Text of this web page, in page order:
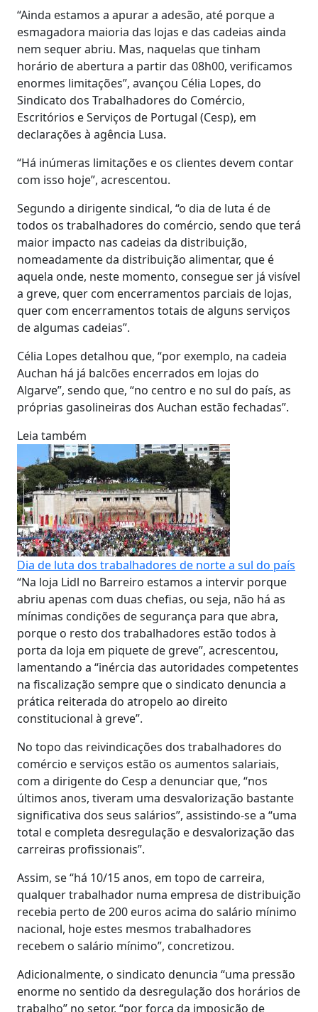
“Ainda estamos a apurar a adesão, até porque a
esmagadora maioria das lojas e das cadeias ainda
nem sequer abriu. Mas, naquelas que tinham
horário de abertura a partir das 08h00, verificamos
enormes limitações”, avançou Célia Lopes, do
Sindicato dos Trabalhadores do Comércio,
Escritórios e Serviços de Portugal (Cesp), em
declarações à agência Lusa.
“Há inúmeras limitações e os clientes devem contar
com isso hoje”, acrescentou.
Segundo a dirigente sindical, “o dia de luta é de
todos os trabalhadores do comércio, sendo que terá
maior impacto nas cadeias da distribuição,
nomeadamente da distribuição alimentar, que é
aquela onde, neste momento, consegue ser já visível
a greve, quer com encerramentos parciais de lojas,
quer com encerramentos totais de alguns serviços
de algumas cadeias”.
Célia Lopes detalhou que, “por exemplo, na cadeia
Auchan há já balcões encerrados em lojas do
Algarve”, sendo que, “no centro e no sul do país, as
próprias gasolineiras dos Auchan estão fechadas”.
Leia também
Dia de luta dos trabalhadores de norte a sul do país
“Na loja Lidl no Barreiro estamos a intervir porque
abriu apenas com duas chefias, ou seja, não há as
mínimas condições de segurança para que abra,
porque o resto dos trabalhadores estão todos à
porta da loja em piquete de greve”, acrescentou,
lamentando a “inércia das autoridades competentes
na fiscalização sempre que o sindicato denuncia a
prática reiterada do atropelo ao direito
constitucional à greve”.
No topo das reivindicações dos trabalhadores do
comércio e serviços estão os aumentos salariais,
com a dirigente do Cesp a denunciar que, “nos
últimos anos, tiveram uma desvalorização bastante
significativa dos seus salários”, assistindo-se a “uma
total e completa desregulação e desvalorização das
carreiras profissionais”.
Assim, se “há 10/15 anos, em topo de carreira,
qualquer trabalhador numa empresa de distribuição
recebia perto de 200 euros acima do salário mínimo
nacional, hoje estes mesmos trabalhadores
recebem o salário mínimo”, concretizou.
Adicionalmente, o sindicato denuncia “uma pressão
enorme no sentido da desregulação dos horários de
trabalho” no setor, “por força da imposição de